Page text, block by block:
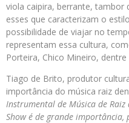
viola caipira, berrante,
esses que caracterizam o
possibilidade de viajar no
representam essa cultura,
Porteira, Chico Mineiro, dentre
Tiago de Brito, produtor
importância do música raiz
Instrumental de Música de
Show é de grande importância,